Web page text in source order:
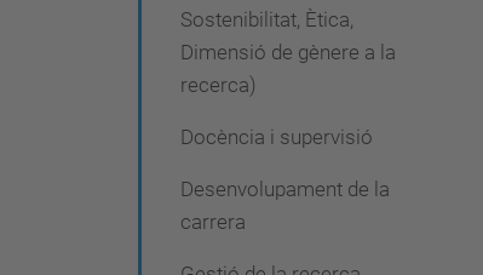
Sostenibilitat, Ètica,
Dimensió de gènere a la
recerca)
Docència i supervisió
Desenvolupament de la
carrera